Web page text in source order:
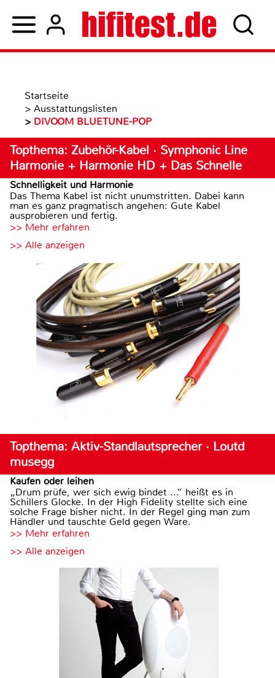
Startseite
> Ausstattungslisten
> DIVOOM BLUETUNE-POP
Topthema: Zubehör-Kabel · Symphonic Line
Harmonie + Harmonie HD + Das Schnelle
Schnelligkeit und Harmonie
Das Thema Kabel ist nicht unumstritten. Dabei kann
man es ganz pragmatisch angehen: Gute Kabel
ausprobieren und fertig.
>> Mehr erfahren
>> Alle anzeigen
Topthema: Aktiv-Standlautsprecher · Loutd
musegg
Kaufen oder leihen
„Drum prüfe, wer sich ewig bindet ...“ heißt es in
Schillers Glocke. In der High Fidelity stellte sich eine
solche Frage bisher nicht. In der Regel ging man zum
Händler und tauschte Geld gegen Ware.
>> Mehr erfahren
>> Alle anzeigen